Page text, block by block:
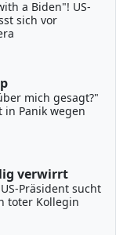
a Biden"! US-
sich vor
mich gesagt?"
in Panik wegen
verwirrt
Präsident sucht
toter Kollegin